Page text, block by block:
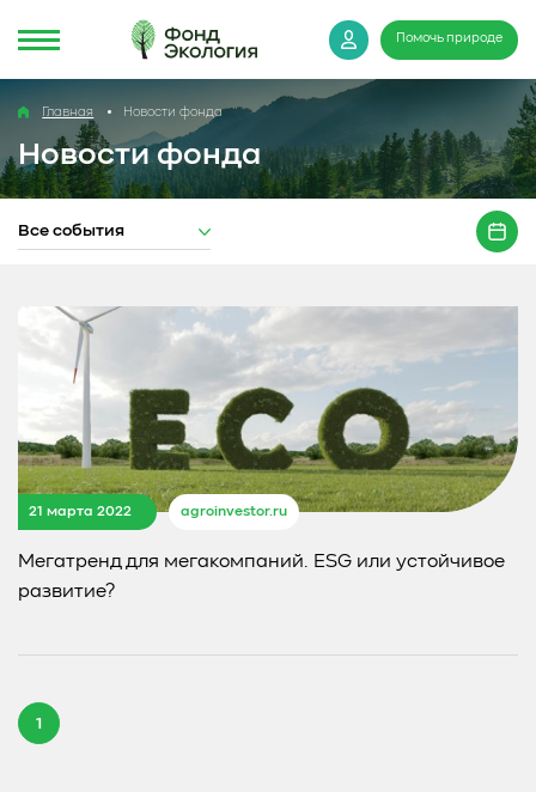
Помочь природе
Главная Новости фонда
Новости фонда
Все события
21 марта 2022 agroinvestor.ru
Мегатренд для мегакомпаний. ESG или устойчивое
развитие?
1